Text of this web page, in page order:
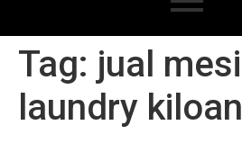
Tag: jual
laundry